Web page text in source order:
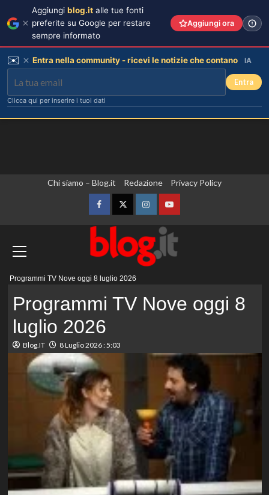
Chi siamo – Blog.it Redazione Privacy Policy
FacebookTwitterInstagramYouTube
Programmi TV Nove oggi 8 luglio 2026
Programmi TV Nove oggi 8
luglio 2026
Blog.IT 8 Luglio 2026 : 5:03
Aggiungi blog.it alle tue fonti
preferite su Google per restare
sempre informato
Aggiungi ora
✉️ Entra nella community - ricevi le notizie che contano IA
Entra
Clicca qui per inserire i tuoi dati